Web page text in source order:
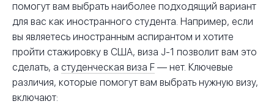
помогут вам выбрать наиболее подходящий вариант
для вас как иностранного студента. Например, если
вы являетесь иностранным аспирантом и хотите
пройти стажировку в США, виза J-1 позволит вам это
сделать, а студенческая виза F — нет. Ключевые
различия, которые помогут вам выбрать нужную визу,
включают: